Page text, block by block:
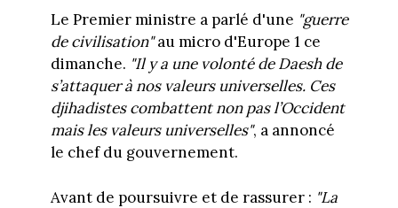
Le Premier ministre a parlé d'une "guerre
de civilisation"au micro d'Europe 1 ce
dimanche. "Il y a une volonté de Daesh de
s’attaquer à nos valeurs universelles. Ces
djihadistes combattent non pas l’Occident
mais les valeurs universelles", a annoncé
le chef du gouvernement.
Avant de poursuivre et de rassurer : "La